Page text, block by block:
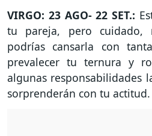
VIRGO: 23 AGO- 22 SET.:
tu pareja, pero cuidado,
podrías cansarla con
prevalecer tu ternura y
algunas responsabilidades
sorprenderán con tu